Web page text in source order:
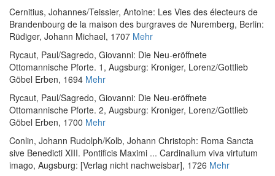
Cernitius, Johannes/Teissier, Antoine: Les Vies des électeurs de
Brandenbourg de la maison des burgraves de Nuremberg, Berlin:
Rüdiger, Johann Michael, 1707 Mehr
Rycaut, Paul/Sagredo, Giovanni: Die Neu-eröffnete
Ottomannische Pforte. 1 , Augsburg: Kroniger, Lorenz/Gottlieb
Göbel Erben, 1694 Mehr
Rycaut, Paul/Sagredo, Giovanni: Die Neu-eröffnete
Ottomannische Pforte. 2, Augsburg: Kroniger, Lorenz/Gottlieb
Göbel Erben, 1700 Mehr
Conlin, Johann Rudolph/Kolb, Johann Christoph: Roma Sancta
sive Benedicti XIII. Pontificis Maximi ... Cardinalium viva virtutum
imago, Augsburg: [Verlag nicht nachweisbar], 1726 Mehr